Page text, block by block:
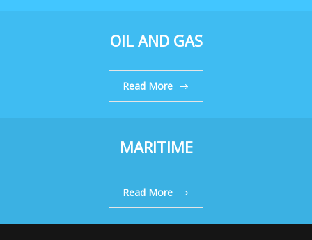
OIL AND GAS
Read More
MARITIME
Read More